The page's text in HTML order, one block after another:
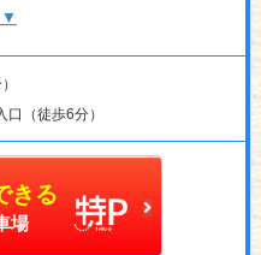
▼
（徒歩6分）
きる
場